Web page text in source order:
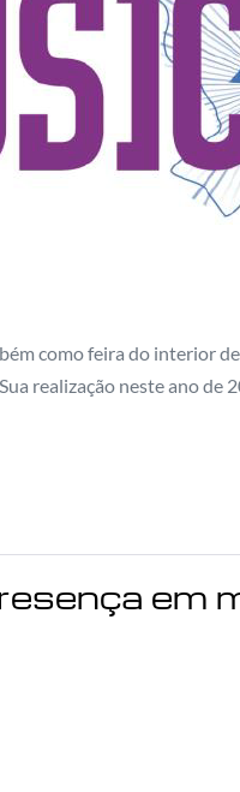
como feira do interior
realização neste ano
em